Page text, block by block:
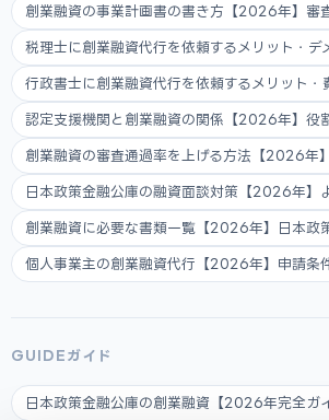
創業融資の代行をお探しの方
創業融資の事業計画書の書き方【2026年】審査
税理士に創業融資代行を依頼するメリット・デ
行政書士に創業融資代行を依頼するメリット・
認定支援機関と創業融資の関係【2026年】役割
創業融資の審査通過率を上げる方法【2026年】
日本政策金融公庫の融資面談対策【2026年】
創業融資に必要な書類一覧【2026年】日本政
個人事業主の創業融資代行【2026年】申請条件
GUIDEガイド
日本政策金融公庫の創業融資【2026年完全ガ